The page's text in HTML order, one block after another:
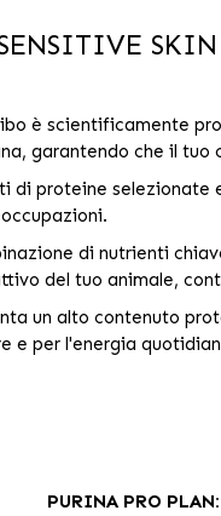
è scientificamente
garantendo che il
di proteine selezionate
di nutrienti
del tuo animale,
un alto contenuto
e per l'energia
PURINA PRO